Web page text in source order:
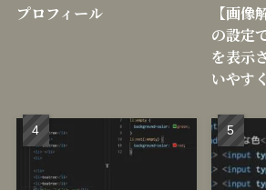
プロフィール
【画
の設定
を表示
いやす